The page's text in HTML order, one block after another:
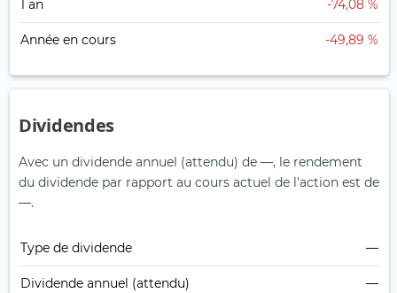
1 an -74,08 %
Année en cours -49,89 %
Dividendes
Avec un dividende annuel (attendu) de —, le rendement
du dividende par rapport au cours actuel de l'action est de
—.
Type de dividende —
Dividende annuel (attendu) —